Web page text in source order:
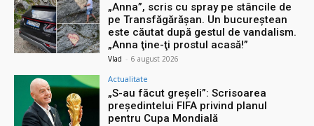
„Anna”, scris cu spray pe stâncile de
pe Transfăgărășan. Un bucureștean
este căutat după gestul de vandalism.
„Anna ţine-ţi prostul acasă!”
Vlad - 6 august 2026
Actualitate
„S-au făcut greșeli”: Scrisoarea
președintelui FIFA privind planul
pentru Cupa Mondială